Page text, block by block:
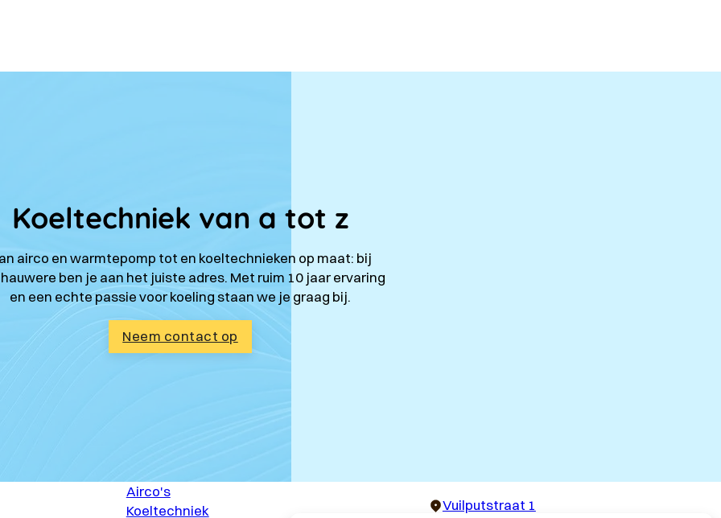
Koeltechniek van a tot z
airco en warmtepomp tot en koeltechnieken op maat: bij
ben je aan het juiste adres. Met ruim 10 jaar ervaring
en een echte passie voor koeling staan we je graag bij.
Neem contact op
Airco's
Koeltechniek
Vuilputstraat 1